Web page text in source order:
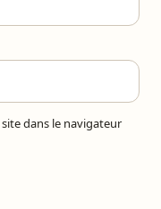
dans le navigateur